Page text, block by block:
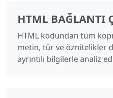
HTML BAĞLANTI
HTML kodundan tüm
metin, tür ve öznitelikler
ayrıntılı bilgilerle analiz